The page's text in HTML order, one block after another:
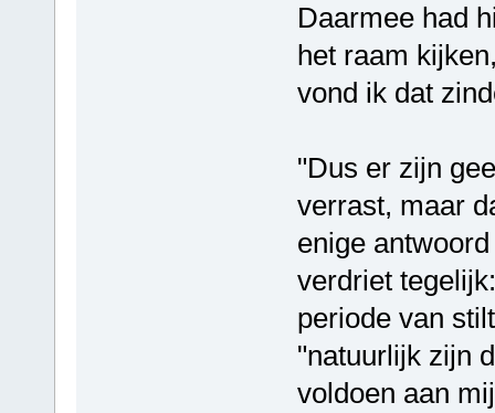
Daarmee had
het raam
vond ik dat
"Dus er zijn
verrast, maar
enige
verdriet
periode van
"natuurlijk zijn
voldoen aan